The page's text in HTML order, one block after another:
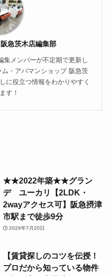
急茨木店編集部
集メンバーが不定期で更新し
・アパマンショップ 阪急茨
に役立つ情報をわかりやすく
す！
★★2022年築★★グラン
デ ユーカリ【2LDK・
2wayアクセス可】阪急摂津
市駅まで徒歩9分
2026年7月20日
【賃貸探しのコツを伝授！
プロだから知っている物件